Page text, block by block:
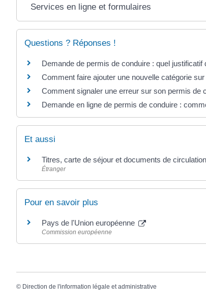
Services en ligne et formulaires
Questions ? Réponses !
Demande de permis de conduire : quel justificatif
Comment faire ajouter une nouvelle catégorie
Comment signaler une erreur sur son permis de
Demande en ligne de permis de conduire :
Et aussi
Titres, carte de séjour et documents de
Étranger
Pour en savoir plus
Pays de l'Union européenne
Commission européenne
© Direction de l'information légale et administrative